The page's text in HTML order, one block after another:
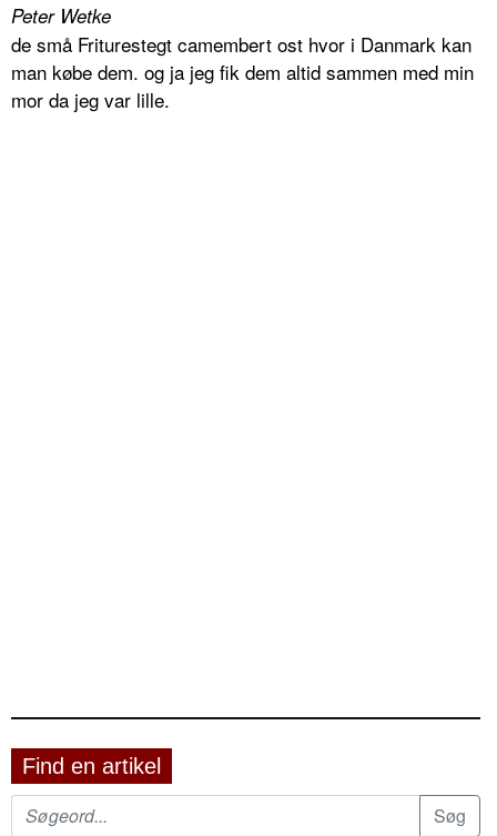
Peter Wetke
de små Friturestegt camembert ost hvor i Danmark kan
man købe dem. og ja jeg fik dem altid sammen med min
mor da jeg var lille.
Find en artikel